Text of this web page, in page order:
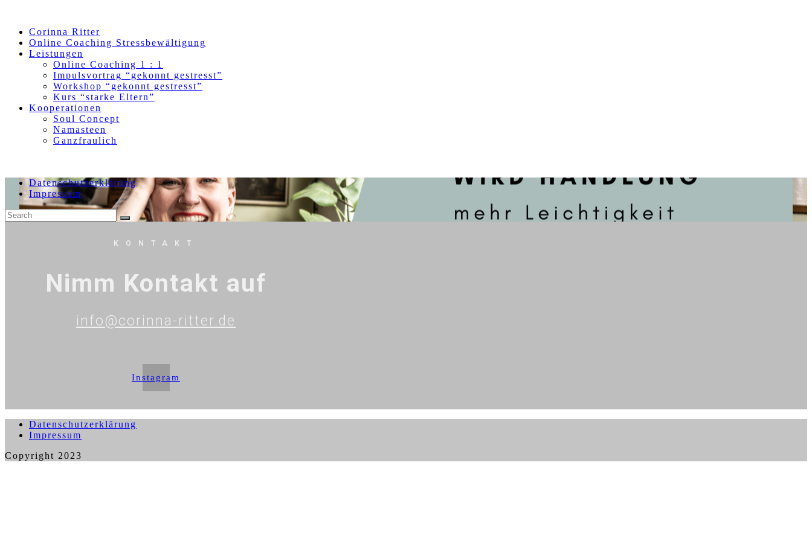
contentCorinna Ritter
Online Coaching Stressbewältigung
Leistungen
Online Coaching 1 : 1
Impulsvortrag “gekonnt gestresst”
Workshop “gekonnt gestresst”
Kurs “starke Eltern”
Kooperationen
Soul Concept
Namasteen
Ganzfraulich
Datenschutzerklärung
Impressum
KONTAKT
Nimm Kontakt auf
info@corinna-ritter.de
Instagram
Datenschutzerklärung
Impressum
Copyright 2023